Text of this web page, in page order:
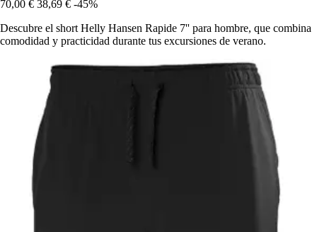
70,00 € 38,69 € -45%
Descubre el short Helly Hansen Rapide 7'' para hombre, que combina
comodidad y practicidad durante tus excursiones de verano.